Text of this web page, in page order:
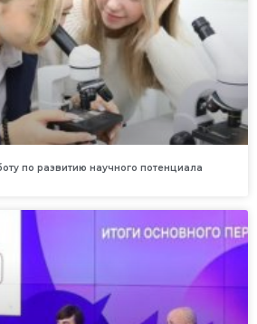
по развитию научного потенциала